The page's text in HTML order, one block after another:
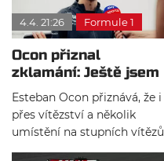
Haas se stará výhradně on.
Proto se začaly objevovat
informace, že by Francouz
nemusel v americkém týmu
dokončit celý ročník.
4.4. 21:26 Formule 1
Ocon přiznal
zklamání: Ještě jsem
nenaplnil svá
očekávání
Esteban Ocon přiznává, že i
přes vítězství a několik
umístění na stupních vítězů
považuje svou kariéru ve